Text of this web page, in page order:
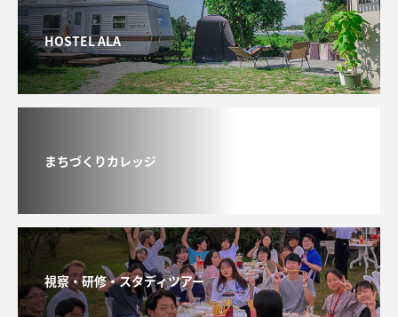
HOSTEL ALA
まちづくりカレッジ
視察・研修・スタディツアー